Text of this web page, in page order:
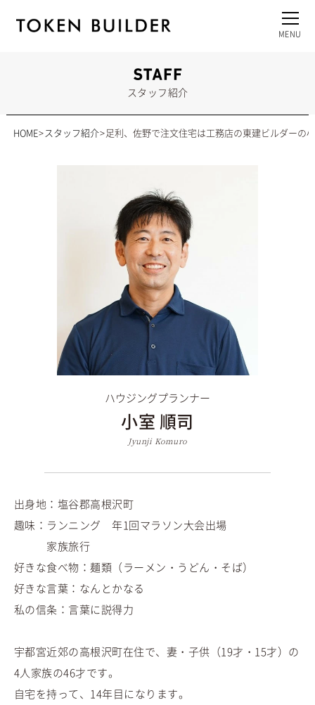
スタッフ紹介
HOME スタッフ紹介 足利、佐野で注文住宅は工務店の東建ビルダーの
ハウジングプランナー
小室 順司
Jyunji Komuro
出身地：塩谷郡高根沢町
趣味：ランニング 年1回マラソン大会出場
家族旅行
好きな食べ物：麺類（ラーメン・うどん・そば）
好きな言葉：なんとかなる
私の信条：言葉に説得力
宇都宮近郊の高根沢町在住で、妻・子供（19才・15才）の
4人家族の46才です。
自宅を持って、14年目になります。